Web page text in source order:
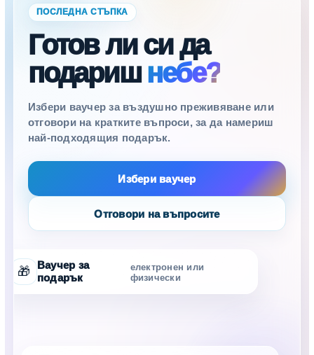
ПОСЛЕДНА СТЪПКА
Готов ли си да
подаришнебе?
Избери ваучер за въздушно преживяване или
отговори на кратките въпроси, за да намериш
най-подходящия подарък.
Избери ваучер
Отговори на въпросите
🎁
Ваучер за
подарък
електронен или
физически